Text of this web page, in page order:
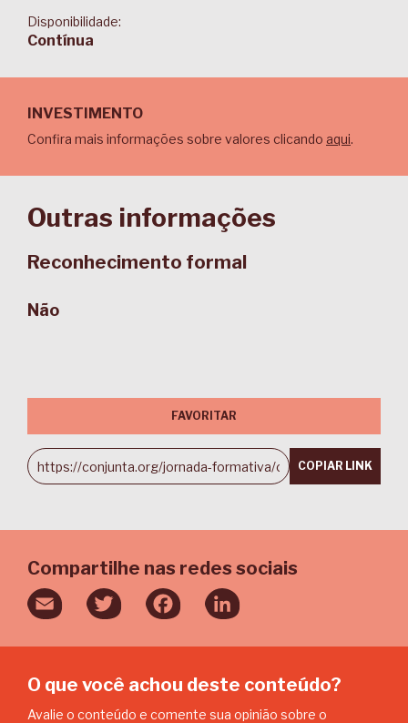
Disponibilidade:
Contínua
INVESTIMENTO
Confira mais informações sobre valores clicando aqui.
Outras informações
Reconhecimento formal
Não
FAVORITAR
COPIAR LINK
Compartilhe nas redes sociais
Email Twitter FacebookLinkedIn
O que você achou deste conteúdo?
Avalie o conteúdo e comente sua opinião sobre o